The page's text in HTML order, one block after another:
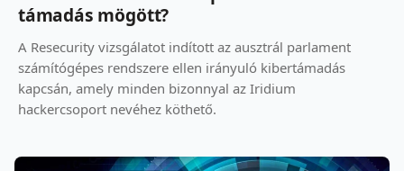
támadás mögött?
A Resecurity vizsgálatot indított az ausztrál parlament
számítógépes rendszere ellen irányuló kibertámadás
kapcsán, amely minden bizonnyal az Iridium
hackercsoport nevéhez köthető.